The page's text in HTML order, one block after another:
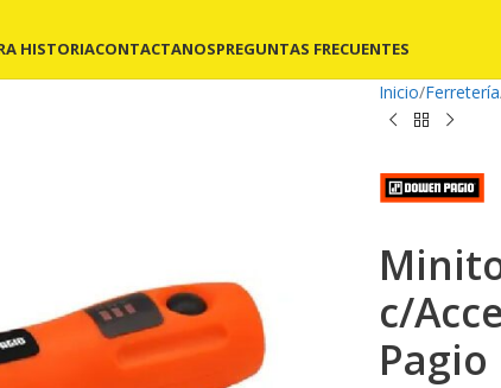
HISTORIACONTACTANOSPREGUNTAS FRECUENTES
Inicio Ferretería
c/
Pagio